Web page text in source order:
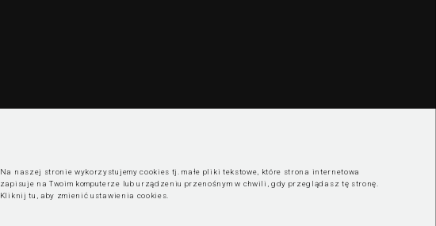
Na naszej stronie wykorzystujemy cookies tj. małe pliki tekstowe, które strona internetowa
zapisuje na Twoim komputerze lub urządzeniu przenośnym w chwili, gdy przeglądasz tę stronę.
Kliknij tu, aby zmienić ustawienia cookies.